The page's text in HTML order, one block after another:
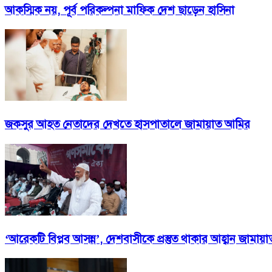
আকস্মিক নয়, পূর্ব পরিকল্পনা মাফিক দেশ ছাড়েন হাসিনা
জকসুর আহত নেতাদের দেখতে হাসপাতালে জামায়াত আমির
‘আরেকটি বিপ্লব আসন্ন’, দেশবাসীকে প্রস্তুত থাকার আহ্বান